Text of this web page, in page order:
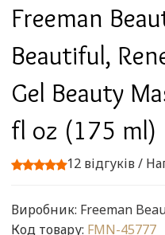
Freeman
Beautiful,
Gel Beauty
fl oz (175 ml)
12 відгуків/
Виробник: Freeman
Код товару: FMN-45777